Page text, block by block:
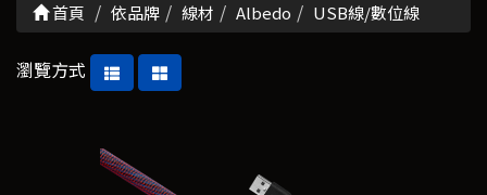
首頁 依品牌 線材 Albedo USB線/數位線
瀏覽方式